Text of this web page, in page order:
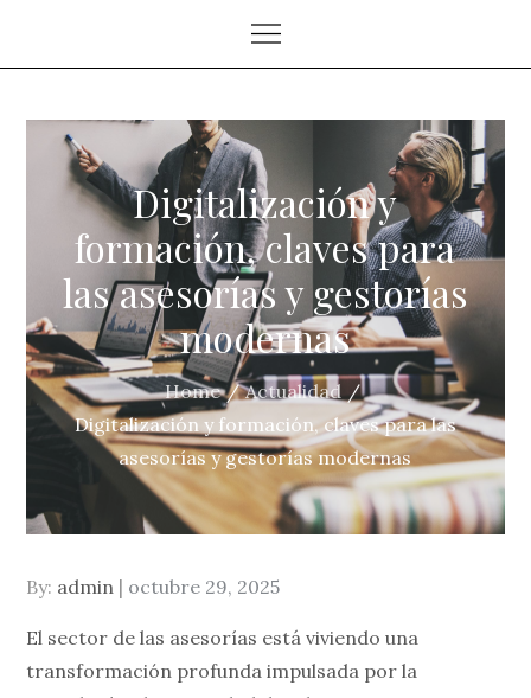
Digitalización y
formación, claves para
las asesorías y gestorías
modernas
Home
Actualidad
Digitalización y formación, claves para las
asesorías y gestorías modernas
By: admin
Posted
octubre 29, 2025
El sector de las asesorías está viviendo una
transformación profunda impulsada por la